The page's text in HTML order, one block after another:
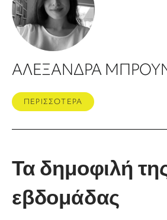
ΑΛΕΞΑΝΔΡΑ
ΠΕΡΙΣΣΟΤΕΡΑ
Τα δημοφιλή
εβδομάδας